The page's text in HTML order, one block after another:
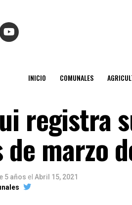
INICIO COMUNALES
registra
marzo
5 años el Abril 15, 2021